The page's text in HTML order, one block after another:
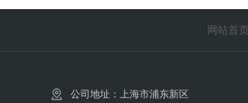
网站首页
公司地址：上海市浦东新区